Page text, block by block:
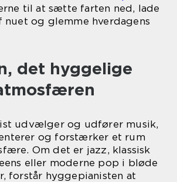
til at sætte farten ned, lade
nuet og glemme hverdagens
det hyggelige
udvælger og udfører musik,
og forstærker et rum
Om det er jazz, klassisk
eller moderne pop i bløde
forstår hyggepianisten at